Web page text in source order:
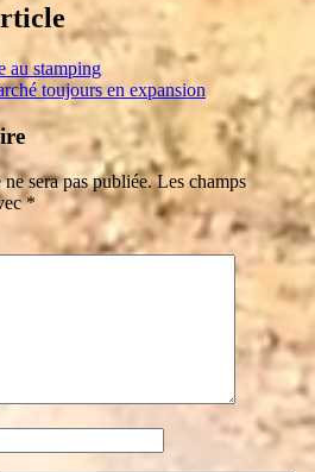
au stamping
toujours en expansion
sera pas publiée.Les champs
*